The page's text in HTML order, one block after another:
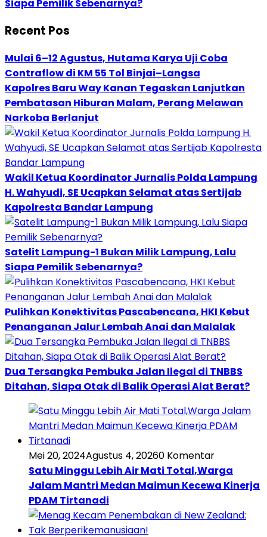
Siapa Pemilik Sebenarnya?
Recent Pos
Mulai 6–12 Agustus, Hutama Karya Uji Coba
Contraflow di KM 55 Tol Binjai–Langsa
Kapolres Baru Way Kanan Tegaskan Lanjutkan
Pembatasan Hiburan Malam, Perang Melawan
Narkoba Berlanjut
Wakil Ketua Koordinator Jurnalis Polda Lampung
H. Wahyudi, SE Ucapkan Selamat atas Sertijab
Kapolresta Bandar Lampung
Satelit Lampung-1 Bukan Milik Lampung, Lalu
Siapa Pemilik Sebenarnya?
Pulihkan Konektivitas Pascabencana, HKI Kebut
Penanganan Jalur Lembah Anai dan Malalak
Dua Tersangka Pembuka Jalan Ilegal di TNBBS
Ditahan, Siapa Otak di Balik Operasi Alat Berat?
Mei 20, 2024Agustus 4, 20260 Komentar
Satu Minggu Lebih Air Mati Total,Warga
Jalam Mantri Medan Maimun Kecewa Kinerja
PDAM Tirtanadi